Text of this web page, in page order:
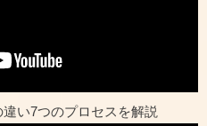
い7つのプロセスを解説